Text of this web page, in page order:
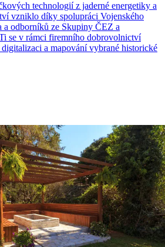
technologií z jaderné energetiky a
vzniklo díky spolupráci Vojenského
a odborníků ze Skupiny ČEZ a
se v rámci firemního dobrovolnictví
a mapování vybrané historické